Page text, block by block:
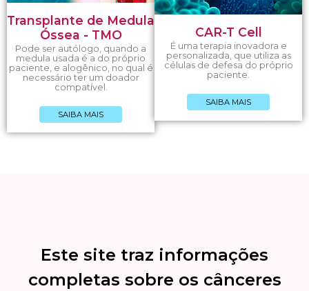
Transplante de Medula
Óssea - TMO
Pode ser autólogo, quando a
medula usada é a do próprio
paciente, e alogênico, no qual é
necessário ter um doador
compatível.
SAIBA MAIS
CAR-T Cell
É uma terapia inovadora e
personalizada, que utiliza as
células de defesa do próprio
paciente.
SAIBA MAIS
Este site traz informações
completas sobre os cânceres